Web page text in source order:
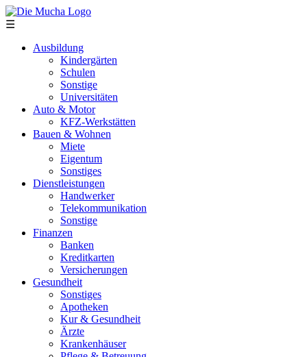
Direkt zum Inhalt
☰
Ausbildung
Kindergärten
Schulen
Sonstige
Universitäten
Auto & Motor
KFZ-Werkstätten
Bauen & Wohnen
Miete
Eigentum
Sonstiges
Dienstleistungen
Handwerker
Telekommunikation
Sonstige
Finanzen
Banken
Kreditkarten
Versicherungen
Gesundheit
Sonstiges
Apotheken
Kur & Gesundheit
Ärzte
Krankenhäuser